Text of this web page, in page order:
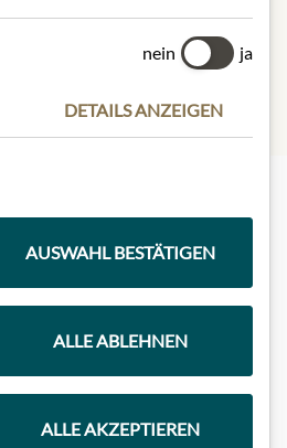
nein ja
DETAILS ANZEIGEN
AUSWAHL BESTÄTIGEN
ALLE ABLEHNEN
ALLE AKZEPTIEREN